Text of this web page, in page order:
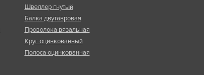
Швеллер гнутый
Балка двутавровая
Проволока вязальная
Круг оцинкованный
Полоса оцинкованная